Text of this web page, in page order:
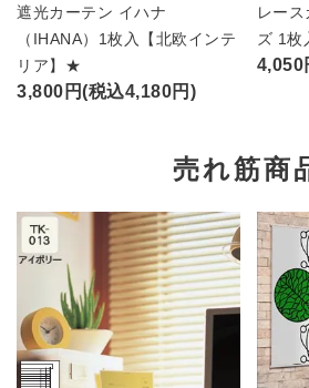
遮光カーテン イハナ
（IHANA）1枚入【北欧インテ
リア】★
3,800円(税込4,180円)
レー
ズ 1枚
4,050
売れ筋商